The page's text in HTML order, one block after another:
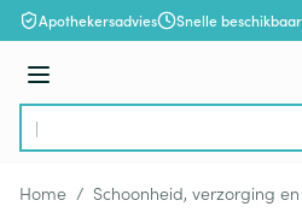
Ga naar de inhoud
Apothekersadvies Snelle
Menu
Product, merk, categorie...
Home / Schoonheid, verzorging